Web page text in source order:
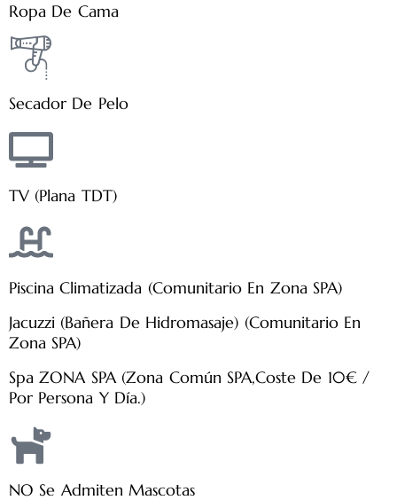
Ropa De Cama
Secador De Pelo
TV (plana TDT)
Piscina Climatizada (Comunitario En Zona SPA)
Jacuzzi (bañera De Hidromasaje) (Comunitario En
Zona SPA)
Spa ZONA SPA (zona Común SPA,coste De 10€ /
Por Persona Y Día.)
NO Se Admiten Mascotas